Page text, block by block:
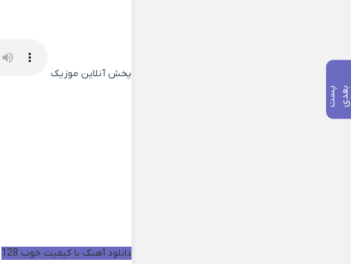
پ
س
ت
ب
ع
د ی
پخش آنلاین موزیک
دانلود آهنگ با کیفیت خوب 128